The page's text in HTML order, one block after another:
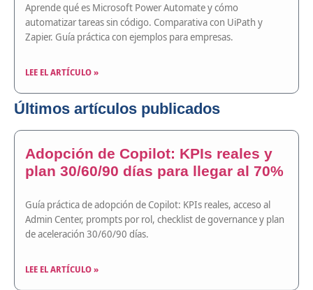
Aprende qué es Microsoft Power Automate y cómo
automatizar tareas sin código. Comparativa con UiPath y
Zapier. Guía práctica con ejemplos para empresas.
LEE EL ARTÍCULO »
Últimos artículos publicados
Adopción de Copilot: KPIs reales y
plan 30/60/90 días para llegar al 70%
Guía práctica de adopción de Copilot: KPIs reales, acceso al
Admin Center, prompts por rol, checklist de governance y plan
de aceleración 30/60/90 días.
LEE EL ARTÍCULO »